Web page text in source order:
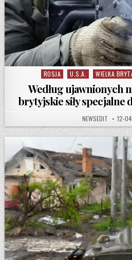
Posted in
ROSJA U.S.A. WIELKA
Według ujawnionych
brytyjskie siły specjalne
AUTHOR:
NEWSEDIT 12-